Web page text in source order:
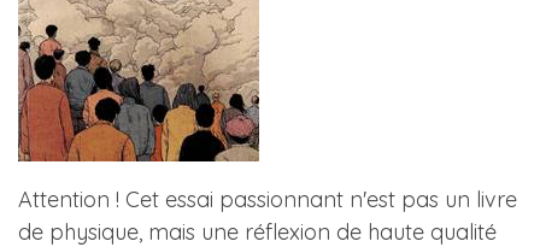
Attention ! Cet essai passionnant n'est pas un livre
de physique, mais une réflexion de haute qualité